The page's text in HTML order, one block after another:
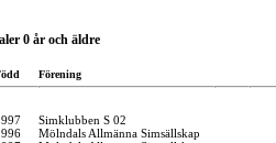
0 år och äldre
Förening
Simklubben S 02
Mölndals Allmänna Simsällskap